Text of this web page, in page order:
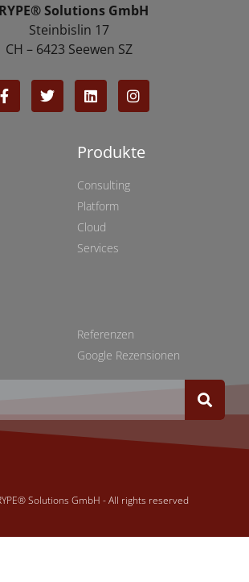
Solutions GmbH
Steinbislin 17
CH – 6423 Seewen SZ
Produkte
Consulting
Platform
Cloud
Services
Referenzen
Google Rezensionen
Solutions GmbH - All rights reserved